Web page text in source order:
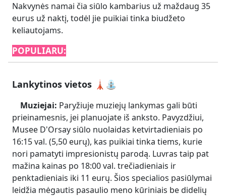
Nakvynės namai čia siūlo kambarius už maždaug 35
eurus už naktį, todėl jie puikiai tinka biudžeto
keliautojams.
POPULIARU:
Lankytinos vietos 🗼⛲
Muziejai: Paryžiuje muziejų lankymas gali būti
prieinamesnis, jei planuojate iš anksto. Pavyzdžiui,
Musee D'Orsay siūlo nuolaidas ketvirtadieniais po
16:15 val. (5,50 eurų), kas puikiai tinka tiems, kurie
nori pamatyti impresionistų parodą. Luvras taip pat
mažina kainas po 18:00 val. trečiadieniais ir
penktadieniais iki 11 eurų. Šios specialios pasiūlymai
leidžia mėgautis pasaulio meno kūriniais be didelių